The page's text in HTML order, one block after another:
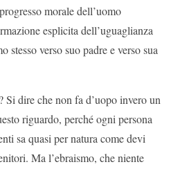
morale dell’uomo
esplicita dell’uguaglianza
stesso verso suo padre e verso sua
Si dire che non fa d’uopo invero un
riguardo, perché ogni persona
sa quasi per natura come devi
Ma l’ebraismo, che niente